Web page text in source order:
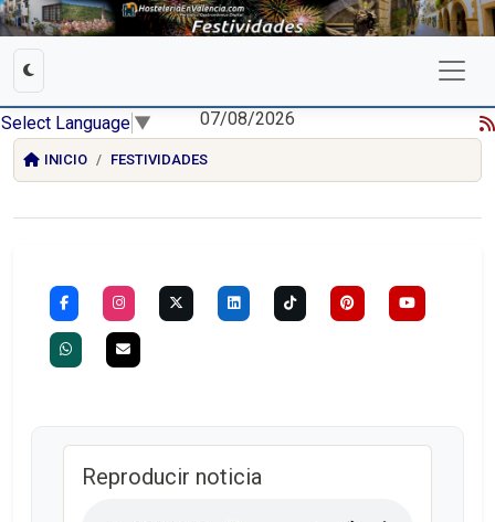
Select Language ▼ 07/08/2026
INICIO FESTIVIDADES
Reproducir noticia